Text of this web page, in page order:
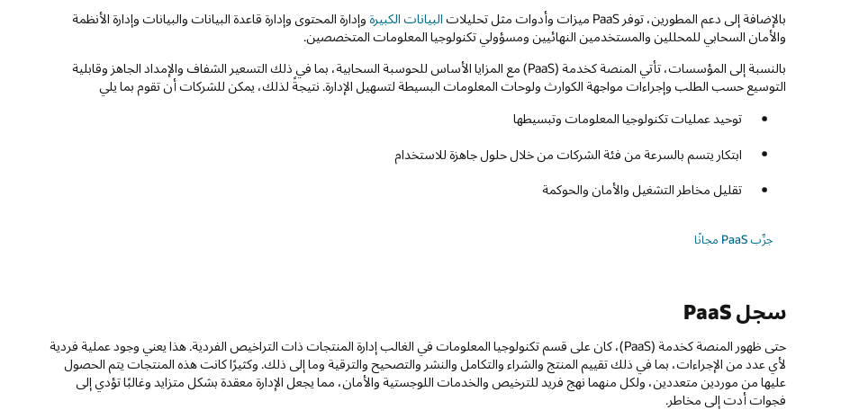
بالإضافة إلى دعم المطورين، توفر PaaS ميزات وأدوات مثل تحليلات
البيانات الكبيرة وإدارة المحتوى وإدارة قاعدة البيانات والبيانات وإدارة الأنظمة
والأمان السحابي للمحللين والمستخدمين النهائيين ومسؤولي تكنولوجيا المعلومات المتخصصين.
بالنسبة إلى المؤسسات، تأتي المنصة كخدمة (PaaS) مع المزايا الأساس للحوسبة السحابية، بما في ذلك التسعير الشفاف والإمداد الجاهز وقابلية
التوسيع حسب الطلب وإجراءات مواجهة الكوارث ولوحات المعلومات البسيطة لتسهيل الإدارة. نتيجةً لذلك، يمكن للشركات أن تقوم بما يلي
توحيد عمليات تكنولوجيا المعلومات وتبسيطها
ابتكار يتسم بالسرعة من فئة الشركات من خلال حلول جاهزة للاستخدام
تقليل مخاطر التشغيل والأمان والحوكمة
جرِّب PaaS مجانًا‬
سجل PaaS
حتى ظهور المنصة كخدمة (PaaS)، كان على قسم تكنولوجيا المعلومات في الغالب إدارة المنتجات ذات التراخيص الفردية. هذا يعني وجود عملية فردية
لأي عدد من الإجراءات، بما في ذلك تقييم المنتج والشراء والتكامل والنشر والتصحيح والترقية وما إلى ذلك. وكثيرًا كانت هذه المنتجات يتم الحصول
عليها من موردين متعددين، ولكل منهما نهج فريد للترخيص والخدمات اللوجستية والأمان، مما يجعل الإدارة معقدة بشكل متزايد وغالبًا تؤدي إلى
فجوات أدت إلى مخاطر.